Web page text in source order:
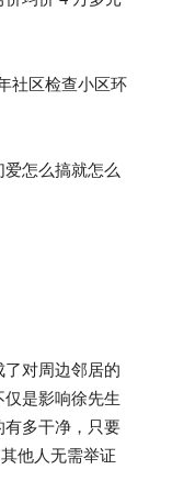
社区检查小区环
怎么搞就怎么
对周边邻居的
是影响徐先生
多干净，只要
他人无需举证